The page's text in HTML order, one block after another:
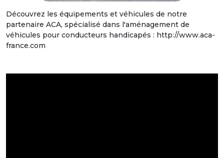
Découvrez les équipements et véhicules de notre
partenaire ACA, spécialisé dans l'aménagement de
véhicules pour conducteurs handicapés : http://www.aca-
france.com